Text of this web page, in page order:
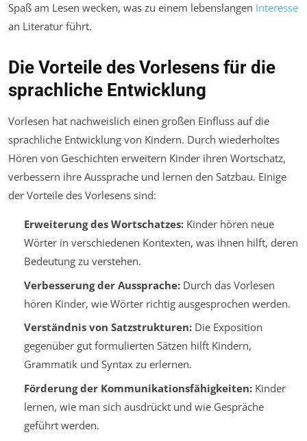
Spaß am Lesen wecken, was zu einem lebenslangen Interesse
an Literatur führt.
Die Vorteile des Vorlesens für die
sprachliche Entwicklung
Vorlesen hat nachweislich einen großen Einfluss auf die
sprachliche Entwicklung von Kindern. Durch wiederholtes
Hören von Geschichten erweitern Kinder ihren Wortschatz,
verbessern ihre Aussprache und lernen den Satzbau. Einige
der Vorteile des Vorlesens sind:
Erweiterung des Wortschatzes:Kinder hören neue
Wörter in verschiedenen Kontexten, was ihnen hilft, deren
Bedeutung zu verstehen.
Verbesserung der Aussprache:Durch das Vorlesen
hören Kinder, wie Wörter richtig ausgesprochen werden.
Verständnis von Satzstrukturen:Die Exposition
gegenüber gut formulierten Sätzen hilft Kindern,
Grammatik und Syntax zu erlernen.
Förderung der Kommunikationsfähigkeiten:Kinder
lernen, wie man sich ausdrückt und wie Gespräche
geführt werden.